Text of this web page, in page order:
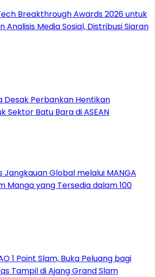
Breakthrough Awards 2026 untuk
Analisis Media Sosial, Distribusi Siaran
Desak Perbankan Hentikan
Sektor Batu Bara di ASEAN
Jangkauan Global melalui MANGA
Manga yang Tersedia dalam 100
1 Point Slam, Buka Peluang bagi
Tampil di Ajang Grand Slam